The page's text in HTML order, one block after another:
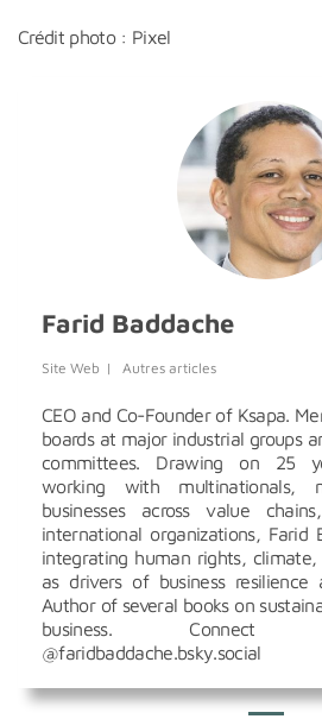
Crédit photo : Pixel
Farid Baddache
Site Web | Autres articles
CEO and Co-Founder of Ksapa.
boards at major industrial groups
committees. Drawing on 25
working with multinationals,
businesses across value
international organizations, Farid
integrating human rights, climate,
as drivers of business resilience
Author of several books on
business.
@faridbaddache.bsky.social